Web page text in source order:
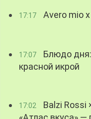
17:17 Avero mio
17:07
Блюдо
красной икрой
17:02
Balzi Rossi